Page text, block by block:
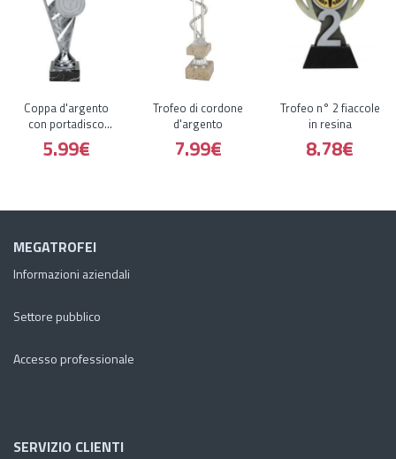
Coppa d'argento
con portadisco
sportivo
5.99€
Trofeo di cordone
d'argento
7.99€
Trofeo n° 2 fiaccole
in resina
8.78€
MEGATROFEI
Informazioni aziendali
Settore pubblico
Accesso professionale
SERVIZIO CLIENTI